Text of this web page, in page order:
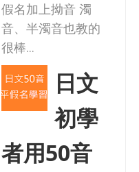
假名加上拗音 濁
音、半濁音也教的
很棒...
日文
初學
者用50音